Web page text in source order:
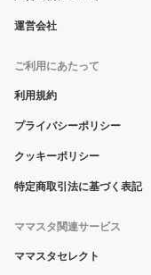
運営会社
ご利用にあたって
利用規約
プライバシーポリシー
クッキーポリシー
特定商取引法に基づく表記
ママスタ関連サービス
ママスタセレクト